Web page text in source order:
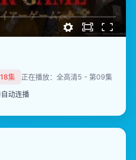
集
正在播放：全高清5 - 第09集
自动连播